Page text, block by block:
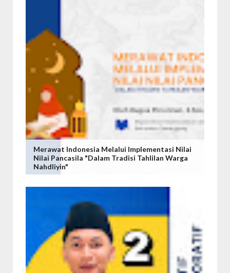
Merawat Indonesia Melalui Implementasi Nilai
Nilai Pancasila "Dalam Tradisi Tahlilan Warga
Nahdliyin"